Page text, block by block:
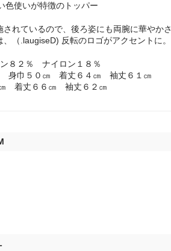
色使いが特徴のトッパー
れているので、後ろ姿にも両腕に華やかさ
（.laugiseD) 反転のロゴがアクセントに。
８２％ ナイロン１８％
身巾５０㎝ 着丈６４㎝ 袖丈６１㎝
着丈６６㎝ 袖丈６２㎝